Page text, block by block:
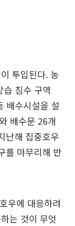
투입된다. 농
침수 구역
배수시설을 설
배수문 26개
난해 집중호우
를 마무리해 반
우에 대응하려
는 것이 무엇